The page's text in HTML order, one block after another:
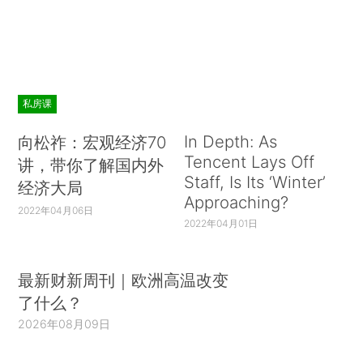
私房课
向松祚：宏观经济70
讲，带你了解国内外
经济大局
2022年04月06日
In Depth: As
Tencent Lays Off
Staff, Is Its ‘Winter’
Approaching?
2022年04月01日
最新财新周刊｜欧洲高温改变
了什么？
2026年08月09日